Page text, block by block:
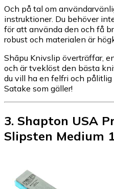
Och på tal om
instruktioner. Du behöver
för att använda den och få
robust och materialen är
Shāpu Knivslip överträffar,
och är tveklöst den bästa
du vill ha en felfri och
Satake som gäller!
3. Shapton USA
Slipsten Medium